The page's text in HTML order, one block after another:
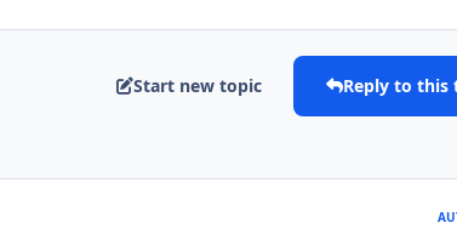
Start new topic Reply to this